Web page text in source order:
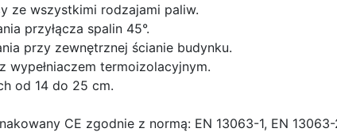
ze wszystkimi rodzajami paliw.
przyłącza spalin 45°.
przy zewnętrznej ścianie budynku.
wypełniaczem termoizolacyjnym.
od 14 do 25 cm.
CE zgodnie z normą: EN 13063-1, EN